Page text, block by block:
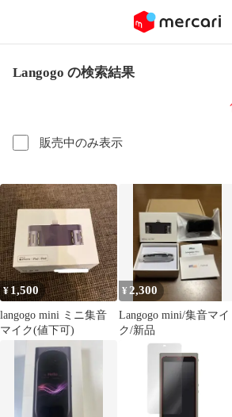
Langogo の検索結果
販売中のみ表示
¥ 1,500
langogo mini ミニ集音
マイク(値下可)
¥ 2,300
Langogo mini/集音マイ
ク/新品